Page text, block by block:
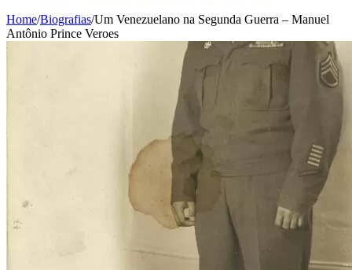
Home/Biografias/Um Venezuelano na Segunda Guerra – Manuel
Antônio Prince Veroes